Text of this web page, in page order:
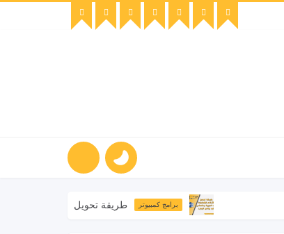
برامج كمبيوتر طريقة تحويل الأرقام الإنجليزية إلى